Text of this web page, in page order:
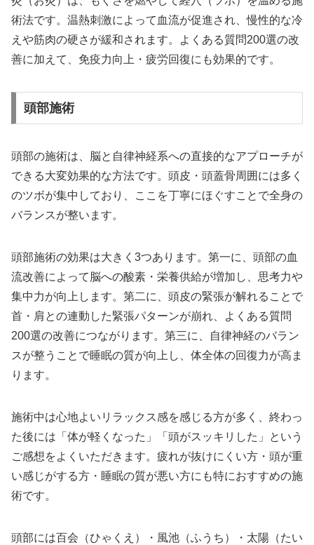
術法です。温熱刺激によって血流が促進され、慢性的な冷
えや筋肉の硬さが緩和されます。よくある質問200選の改
善に加えて、免疫力向上・疲労回復にも効果的です。
頭部施術
頭部の施術は、脳と自律神経系への直接的なアプローチが
できる大変効果的な方法です。頭皮・頭蓋骨周囲には多く
のツボが集中しており、ここを丁寧にほぐすことで全身の
バランスが整います。
頭部施術の効果は大きく3つあります。第一に、頭部の血
流改善によって脳への酸素・栄養供給が増加し、思考力や
集中力が向上します。第二に、頭皮の緊張が解れることで
首・肩との連動した緊張パターンが崩れ、よくある質問
200選の改善につながります。第三に、自律神経のバラン
スが整うことで睡眠の質が向上し、体全体の回復力が高ま
ります。
施術中は心地よいリラックス感を感じる方が多く、終わっ
た後には「体が軽くなった」「頭がスッキリした」という
ご感想をよくいただきます。疲れが抜けにくい方・頭が重
い感じがする方・睡眠の質が悪い方にも特におすすめの施
術です。
頭部には百会（ひゃくえ）・風池（ふうち）・太陽（たい